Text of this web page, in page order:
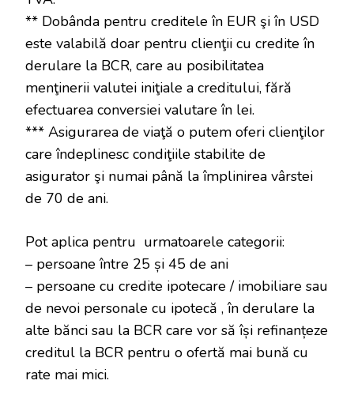
** Dobânda pentru creditele în EUR şi în USD
este valabilă doar pentru clienţii cu credite în
derulare la BCR, care au posibilitatea
menţinerii valutei iniţiale a creditului, fără
efectuarea conversiei valutare în lei.
*** Asigurarea de viaţă o putem oferi clienţilor
care îndeplinesc condiţiile stabilite de
asigurator şi numai până la împlinirea vârstei
de 70 de ani.
Pot aplica pentru urmatoarele categorii:
– persoane între 25 și 45 de ani
– persoane cu credite ipotecare / imobiliare sau
de nevoi personale cu ipotecă , în derulare la
alte bănci sau la BCR care vor să își refinanțeze
creditul la BCR pentru o ofertă mai bună cu
rate mai mici.